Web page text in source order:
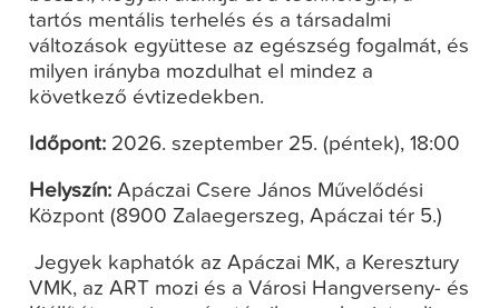
tartós mentális terhelés és a társadalmi
változások együttese az egészség fogalmát, és
milyen irányba mozdulhat el mindez a
következő évtizedekben.
Időpont: 2026. szeptember 25. (péntek), 18:00
Helyszín:Apáczai Csere János Művelődési
Központ (8900 Zalaegerszeg, Apáczai tér 5.)
Jegyek kaphatók az Apáczai MK, a Keresztury
VMK, az ART mozi és a Városi Hangverseny- és